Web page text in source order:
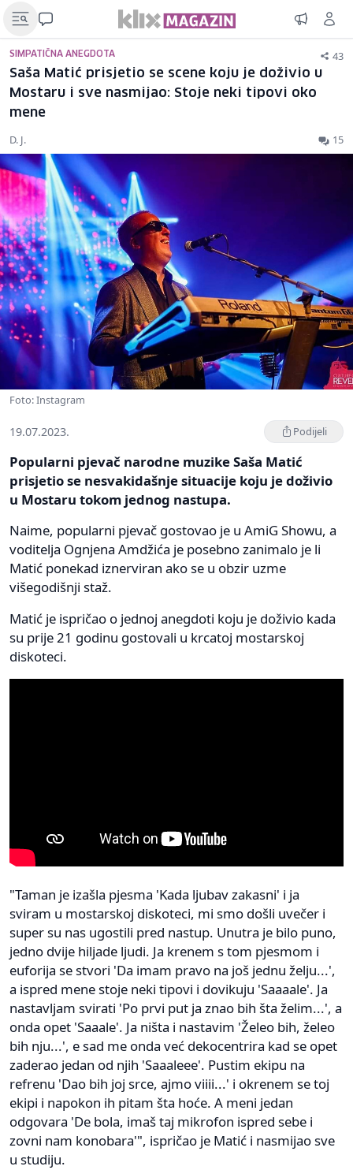
SIMPATIČNA ANEGDOTA 43
Saša Matić prisjetio se scene koju je doživio u
Mostaru i sve nasmijao: Stoje neki tipovi oko
mene
D. J. 15
Foto: Instagram
19.07.2023. Podijeli
Popularni pjevač narodne muzike Saša Matić
prisjetio se nesvakidašnje situacije koju je doživio
u Mostaru tokom jednog nastupa.
Naime, popularni pjevač gostovao je u AmiG Showu, a
voditelja Ognjena Amdžića je posebno zanimalo je li
Matić ponekad iznerviran ako se u obzir uzme
višegodišnji staž.
Matić je ispričao o jednoj anegdoti koju je doživio kada
su prije 21 godinu gostovali u krcatoj mostarskoj
diskoteci.
"Taman je izašla pjesma 'Kada ljubav zakasni' i ja
sviram u mostarskoj diskoteci, mi smo došli uvečer i
super su nas ugostili pred nastup. Unutra je bilo puno,
jedno dvije hiljade ljudi. Ja krenem s tom pjesmom i
euforija se stvori 'Da imam pravo na još jednu želju...',
a ispred mene stoje neki tipovi i dovikuju 'Saaaale'. Ja
nastavljam svirati 'Po prvi put ja znao bih šta želim...', a
onda opet 'Saaale'. Ja ništa i nastavim 'Želeo bih, želeo
bih nju...', e sad me onda već dekocentrira kad se opet
zaderao jedan od njih 'Saaaleee'. Pustim ekipu na
refrenu 'Dao bih joj srce, ajmo viiii...' i okrenem se toj
ekipi i napokon ih pitam šta hoće. A meni jedan
odgovara 'De bola, imaš taj mikrofon ispred sebe i
zovni nam konobara'", ispričao je Matić i nasmijao sve
u studiju.